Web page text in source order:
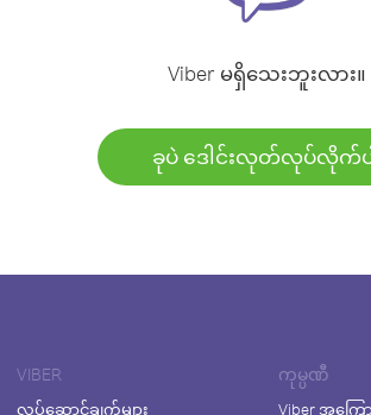
Viber မရှိသေးဘူးလား။
ခုပဲ ဒေါင်းလုတ်လုပ်လိုက်ပ
VIBER
လုပ်ဆောင်ချက်များ
ကုမ္ပဏီ
Viber အကြေ